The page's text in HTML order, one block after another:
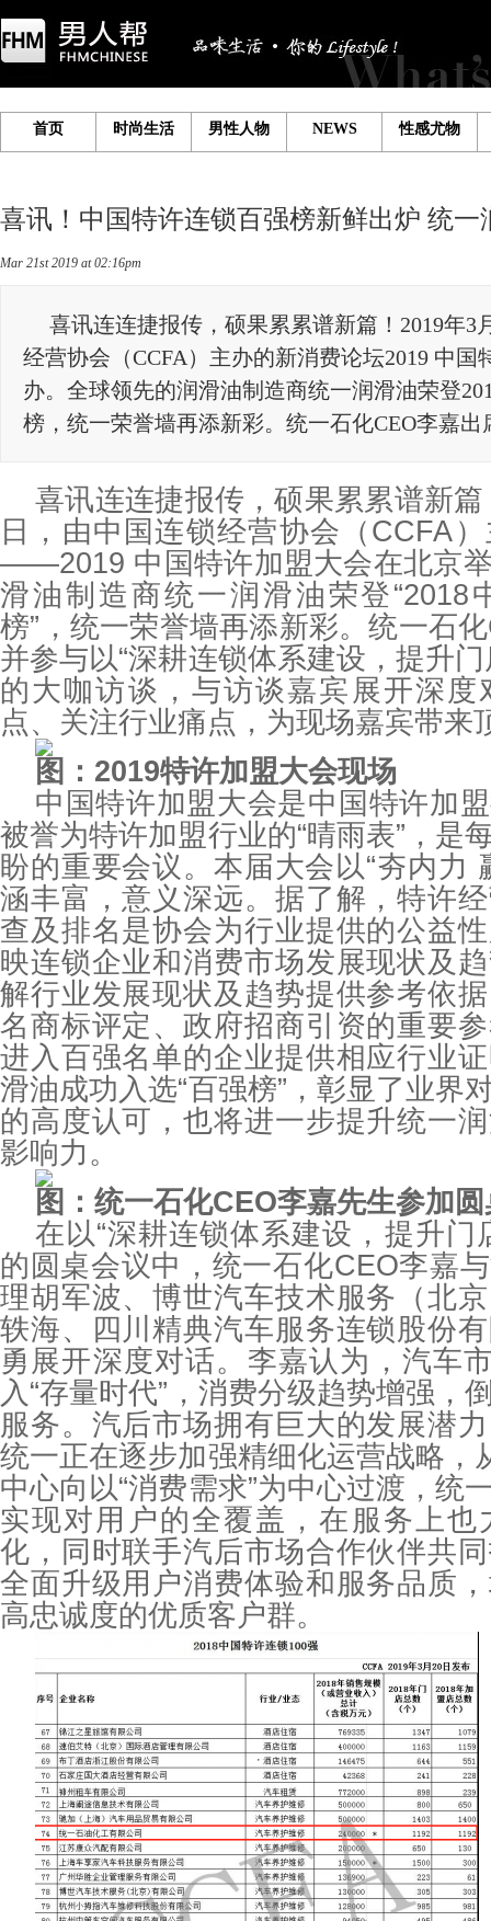
首页 时尚生活 男性人物 NEWS 性感尤物
喜讯！中国特许连锁百强榜新鲜出炉统一
Mar21st2019at02:16pm
喜讯连连捷报传，硕果累累谱新篇！2019年3
经营协会（CCFA）主办的新消费论坛2019中国
办。全球领先的润滑油制造商统一润滑油荣登
榜，统一荣誉墙再添新彩。统一石化CEO李嘉
喜讯连连捷报传，硕果累累谱新
日，由中国连锁经营协会（CCFA
——2019中国特许加盟大会在北京
滑油制造商统一润滑油荣登“2018
榜”，统一荣誉墙再添新彩。统一石
并参与以“深耕连锁体系建设，提升
的大咖访谈，与访谈嘉宾展开深度
点、关注行业痛点，为现场嘉宾带来
图： 2019特许加盟大会现场
中国特许加盟大会是中国特许加
被誉为特许加盟行业的“晴雨表”，是
盼的重要会议。本届大会以“夯内力
涵丰富，意义深远。据了解，特许
查及排名是协会为行业提供的公益
映连锁企业和消费市场发展现状及
解行业发展现状及趋势提供参考依
名商标评定、政府招商引资的重要
进入百强名单的企业提供相应行业
滑油成功入选“百强榜”，彰显了业界
的高度认可，也将进一步提升统一
影响力。
图：统一石化CEO李嘉先生参加
在以“深耕连锁体系建设，提升门
的圆桌会议中，统一石化CEO李嘉
理胡军波、博世汽车技术服务（北
轶海、四川精典汽车服务连锁股份
勇展开深度对话。李嘉认为，汽车
入“存量时代”，消费分级趋势增强，
服务。汽后市场拥有巨大的发展潜
统一正在逐步加强精细化运营战略，
中心向以“消费需求”为中心过渡，统
实现对用户的全覆盖，在服务上也
化，同时联手汽后市场合作伙伴共
全面升级用户消费体验和服务品质
高忠诚度的优质客户群。